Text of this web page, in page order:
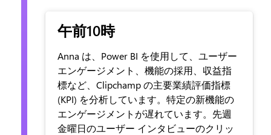
午前10時
Anna は、Power BI を使用して、ユーザー
エンゲージメント、機能の採用、収益指
標など、Clipchamp の主要業績評価指標
(KPI) を分析しています。特定の新機能の
エンゲージメントが遅れています。先週
金曜日のユーザー インタビューのクリッ